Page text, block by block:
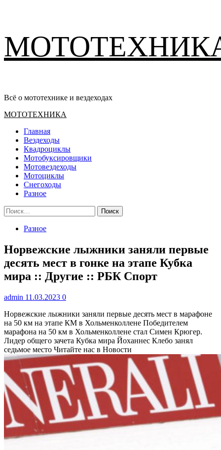
содержимому
Всё о мототехнике и вездеходах
Основное
МОТОТЕХНИКА
Главная
Вездеходы
Квадроциклы
Мотобуксировщики
Мотовездеходы
Мотоциклы
Снегоходы
Разное
Найти:
Разное
Норвежские лыжники заняли первые
десять мест в гонке на этапе Кубка
мира :: Другие :: РБК Спорт
admin 11.03.2023 0
Норвежские лыжники заняли первые десять мест в марафоне
на 50 км на этапе КМ в Хольменколлене Победителем
марафона на 50 км в Хольменколлене стал Симен Крюгер.
Лидер общего зачета Кубка мира Йоханнес Клебо занял
седьмое место Читайте нас в Новости